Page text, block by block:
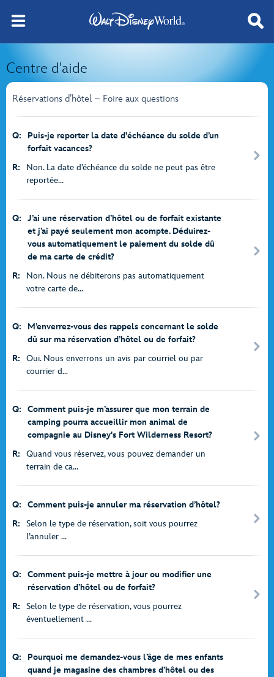
Centre d'aide
Réservations d’hôtel – Foire aux questions
Q:
Puis-je reporter la date d'échéance du solde d’un
forfait vacances?
R:
Non. La date d’échéance du solde ne peut pas être
reportée...
Q:
J’ai une réservation d’hôtel ou de forfait existante
et j’ai payé seulement mon acompte. Déduirez-
vous automatiquement le paiement du solde dû
de ma carte de crédit?
R:
Non. Nous ne débiterons pas automatiquement
votre carte de...
Q:
M’enverrez-vous des rappels concernant le solde
dû sur ma réservation d’hôtel ou de forfait?
R:
Oui. Nous enverrons un avis par courriel ou par
courrier d...
Q:
Comment puis-je m’assurer que mon terrain de
camping pourra accueillir mon animal de
compagnie au Disney's Fort Wilderness Resort?
R:
Quand vous réservez, vous pouvez demander un
terrain de ca...
Q:
Comment puis-je annuler ma réservation d’hôtel?
R:
Selon le type de réservation, soit vous pourrez
l’annuler ...
Q:
Comment puis-je mettre à jour ou modifier une
réservation d’hôtel ou de forfait?
R:
Selon le type de réservation, vous pourrez
éventuellement ...
Q:
Pourquoi me demandez-vous l’âge de mes enfants
quand je magasine des chambres d’hôtel ou des